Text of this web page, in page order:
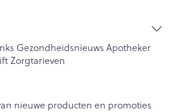
Gezondheidsnieuws Apotheker
Zorgtarieven
nieuwe producten en promoties